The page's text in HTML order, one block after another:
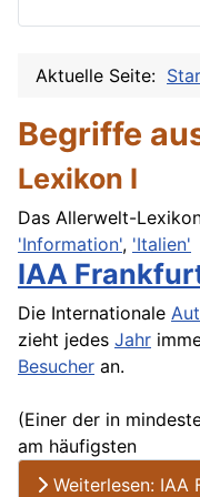
Aktuelle Seite:
Begriffe
Lexikon I
Das Allerwelt-
'Information', 'Italien'
IAA
Die Internationale
zieht jedes Jahr
Besucher an.
(Einer der in
am häufigsten
Weiterlesen: IAA